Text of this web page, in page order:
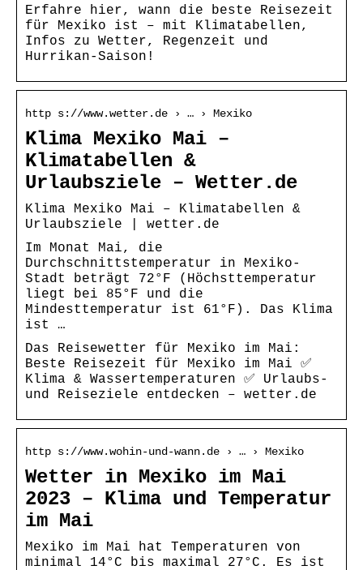
Erfahre hier, wann die beste Reisezeit
für Mexiko ist – mit Klimatabellen,
Infos zu Wetter, Regenzeit und
Hurrikan-Saison!
http s://www.wetter.de › … › Mexiko
Klima Mexiko Mai –
Klimatabellen &
Urlaubsziele – Wetter.de
Klima Mexiko Mai – Klimatabellen &
Urlaubsziele | wetter.de
Im Monat Mai, die
Durchschnittstemperatur in Mexiko-
Stadt beträgt 72°F (Höchsttemperatur
liegt bei 85°F und die
Mindesttemperatur ist 61°F). Das Klima
ist …
Das Reisewetter für Mexiko im Mai:
Beste Reisezeit für Mexiko im Mai ✅
Klima & Wassertemperaturen ✅ Urlaubs-
und Reiseziele entdecken – wetter.de
http s://www.wohin-und-wann.de › … › Mexiko
Wetter in Mexiko im Mai
2023 – Klima und Temperatur
im Mai
Mexiko im Mai hat Temperaturen von
minimal 14°C bis maximal 27°C. Es ist